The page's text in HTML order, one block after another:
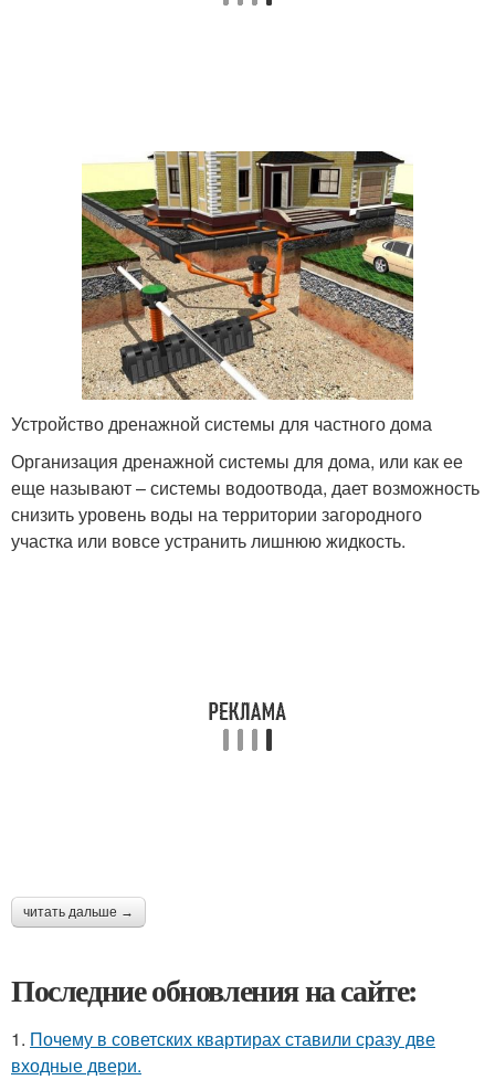
Устройство дренажной системы для частного дома
Организация дренажной системы для дома, или как ее
еще называют – системы водоотвода, дает возможность
снизить уровень воды на территории загородного
участка или вовсе устранить лишнюю жидкость.
читать дальше →
Последние обновления на сайте:
1. Почему в советских квартирах ставили сразу две
входные двери.